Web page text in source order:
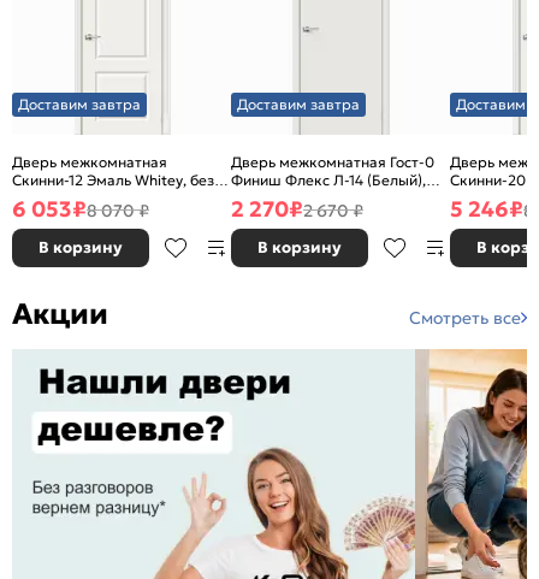
Доставим завтра
Дверь межкомнатная
Скинни-12 Эмаль Whitey, без
декора, глухая, без стекла,
без кромки, скиновая
6 053₽8 070 ₽
В корзину
Доставим завтра
Дверь межкомнатная Гост-0
Финиш Флекс Л-14 (Белый),
глухая, каркасно-щитовая
2 270₽2 670 ₽
В корзину
Доставим
Дверь
Скинни-20
декора,
без кромки,
5 246₽8
В
Акции Смотреть все